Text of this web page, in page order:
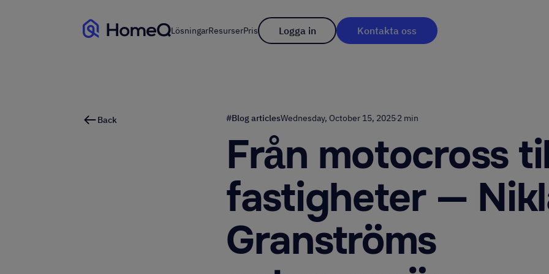
LösningarResurserPris Logga in Kontakta oss
#Blog articlesWednesday, October 15, 20252 min
Från motocross
fastigheter —
Granströms
Back